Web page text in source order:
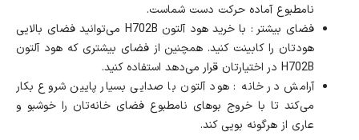
نامطبوع آماده حرکت دست شماست.
فضای بیشتر : با خرید هود آلتون H702B می‌توانید فضای بالایی
هودتان را کابینت کنید. همچنین از فضای بیشتری که هود آلتون
H702B در اختیارتان قرار می‌دهد استفاده کنید.
آرامش در خانه : هود آلتون با صدایی بسیار پایین شروع بکار
می‌کند تا با خروج بوهای نامطبوع فضای خانه‌تان را خوشبو و
عاری از هرگونه بویی کند.